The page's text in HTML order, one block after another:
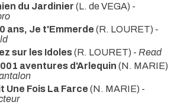
du Jardinier (L. de VEGA) -
ans, Je t'Emmerde (R. LOURET) -
sur les Idoles(R. LOURET) - Read
aventures d'Arlequin (N. MARIE)
Une Fois La Farce (N. MARIE) -